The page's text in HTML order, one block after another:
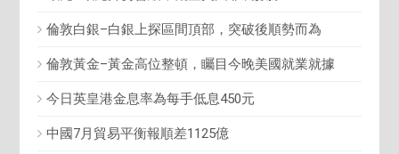
倫敦白銀–白銀上探區間頂部，突破後順勢而為
倫敦黃金–黃金高位整頓，矚目今晚美國就業就據
今日英皇港金息率為每手低息450元
中國7月貿易平衡報順差1125億